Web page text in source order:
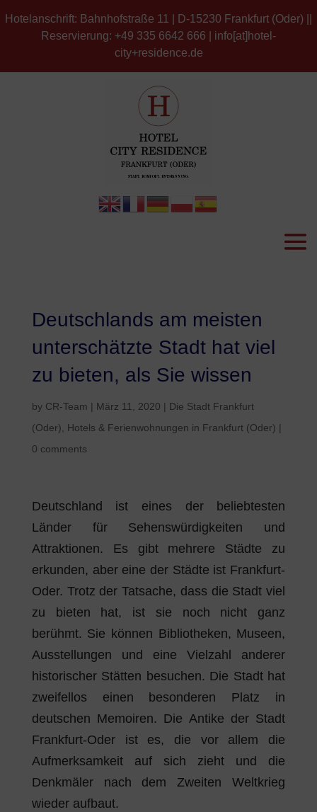
Hotelanschrift: Bahnhofstraße 11 | D-15230 Frankfurt (Oder) ||
Reservierung: +49 335 6642 666 | info[at]hotel-
city+residence.de
Deutschlands am meisten
unterschätzte Stadt hat viel
zu bieten, als Sie wissen
by CR-Team | März 11, 2020 | Die Stadt Frankfurt
(Oder), Hotels & Ferienwohnungen in Frankfurt (Oder) |
0 comments
Deutschland ist eines der beliebtesten
Länder für Sehenswürdigkeiten und
Attraktionen. Es gibt mehrere Städte zu
erkunden, aber eine der Städte ist Frankfurt-
Oder. Trotz der Tatsache, dass die Stadt viel
zu bieten hat, ist sie noch nicht ganz
berühmt. Sie können Bibliotheken, Museen,
Ausstellungen und eine Vielzahl anderer
historischer Stätten besuchen. Die Stadt hat
zweifellos einen besonderen Platz in
deutschen Memoiren. Die Antike der Stadt
Frankfurt-Oder ist es, die vor allem die
Aufmerksamkeit auf sich zieht und die
Denkmäler nach dem Zweiten Weltkrieg
wieder aufbaut.